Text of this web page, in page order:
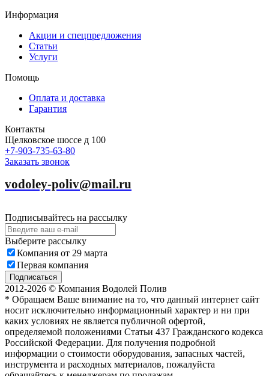
Информация
Акции и спецпредложения
Статьи
Услуги
Помощь
Оплата и доставка
Гарантия
Контакты
Щелковское шоссе д 100
+7-903-735-63-80
Заказать звонок
vodoley-poliv@mail.ru
Подписывайтесь на рассылку
Выберите рассылку
Компания от 29 марта
Первая компания
Подписаться
2012-2026 © Компания Водолей Полив
* Обращаем Ваше внимание на то, что данный интернет сайт
носит исключительно информационный характер и ни при
каких условиях не является публичной офертой,
определяемой положениями Статьи 437 Гражданского кодекса
Российской Федерации. Для получения подробной
информации о стоимости оборудования, запасных частей,
инструмента и расходных материалов, пожалуйста